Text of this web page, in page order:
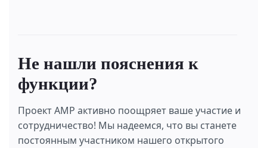
Не нашли пояснения к
функции?
Проект AMP активно поощряет ваше участие и
сотрудничество! Мы надеемся, что вы станете
постоянным участником нашего открытого